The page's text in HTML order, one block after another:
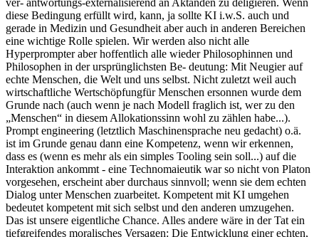
ver- antwortungs-externalisierend an Aktanden zu deligieren. Wenn
diese Bedingung erfüllt wird, kann, ja sollte KI i.w.S. auch und
gerade in Medizin und Gesundheit aber auch in anderen Bereichen
eine wichtige Rolle spielen. Wir werden also nicht alle
Hyperprompter aber hoffentlich alle wieder Philosophinnen und
Philosophen in der ursprünglichsten Be- deutung: Mit Neugier auf
echte Menschen, die Welt und uns selbst. Nicht zuletzt weil auch
wirtschaftliche Wertschöpfungfür Menschen ersonnen wurde dem
Grunde nach (auch wenn je nach Modell fraglich ist, wer zu den
„Menschen“ in diesem Allokationssinn wohl zu zählen habe...).
Prompt engineering (letztlich Maschinensprache neu gedacht) o.ä.
ist im Grunde genau dann eine Kompetenz, wenn wir erkennen,
dass es (wenn es mehr als ein simples Tooling sein soll...) auf die
Interaktion ankommt - eine Technomaieutik war so nicht von Platon
vorgesehen, erscheint aber durchaus sinnvoll; wenn sie dem echten
Dialog unter Menschen zuarbeitet. Kompetent mit KI umgehen
bedeutet kompetent mit sich selbst und den anderen umzugehen.
Das ist unsere eigentliche Chance. Alles andere wäre in der Tat ein
tiefgreifendes moralisches Versagen: Die Entwicklung einer echten,